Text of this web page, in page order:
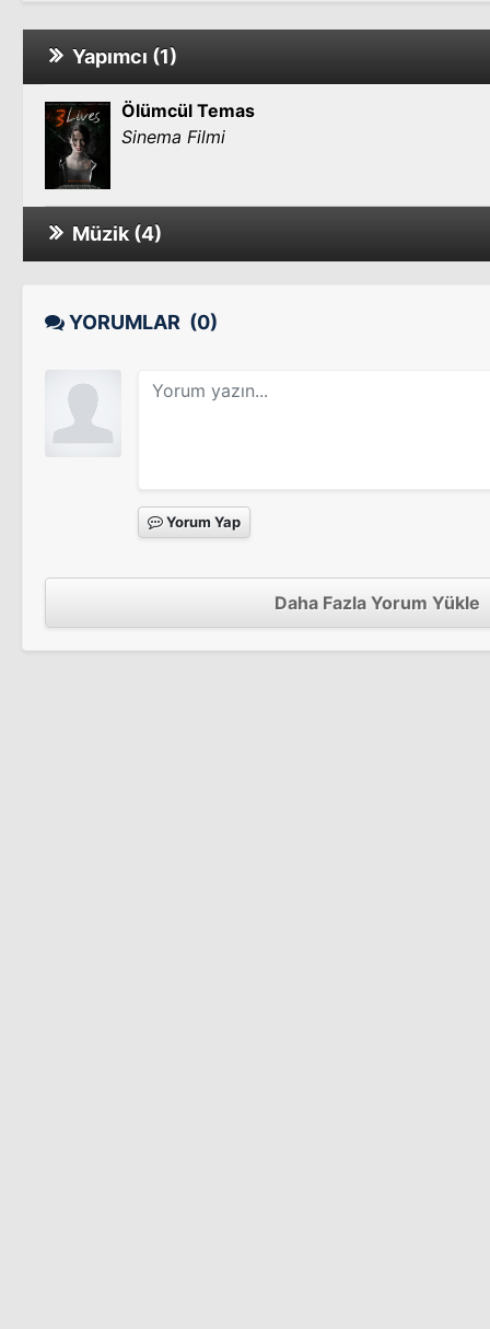
Yapımcı (1)
Ölümcül Temas
Sinema Filmi
Müzik (4)
Sinema Filmi
Heart of America
Blackwoods
YORUMLAR (0)
Yorum Yap
Daha Fazla Yorum Yükle